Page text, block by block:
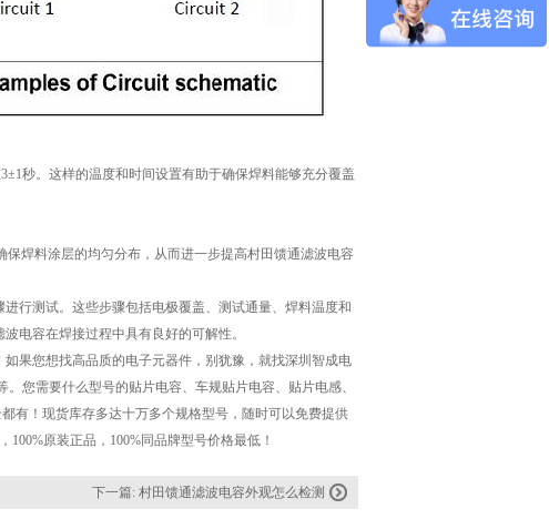
秒。这样的温度和时间设置有助于确保焊料能够充分覆盖
焊料涂层的均匀分布，从而进一步提高村田馈通滤波电容
行测试。这些步骤包括电极覆盖、测试通量、焊料温度和
电容在焊接过程中具有良好的可解性。
果您想找高品质的电子元器件，别犹豫，就找深圳智成电
您需要什么型号的贴片电容、车规贴片电容、贴片电感、
有！现货库存多达十万多个规格型号，随时可以免费提供
原装正品，100%同品牌型号价格最低！
下一篇: 村田馈通滤波电容外观怎么检测